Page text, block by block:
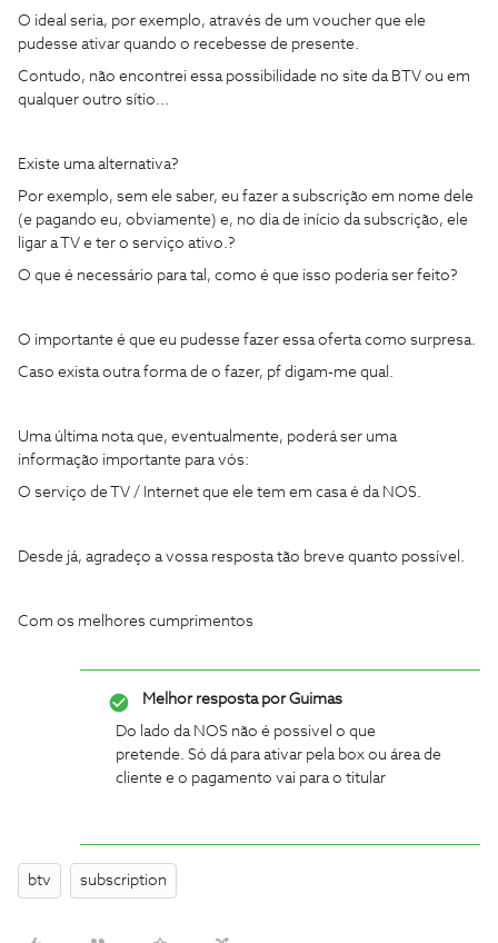
O ideal seria, por exemplo, através de um voucher que ele
pudesse ativar quando o recebesse de presente.
Contudo, não encontrei essa possibilidade no site da BTV ou em
qualquer outro sítio...
Existe uma alternativa?
Por exemplo, sem ele saber, eu fazer a subscrição em nome dele
(e pagando eu, obviamente) e, no dia de início da subscrição, ele
ligar a TV e ter o serviço ativo.?
O que é necessário para tal, como é que isso poderia ser feito?
O importante é que eu pudesse fazer essa oferta como surpresa.
Caso exista outra forma de o fazer, pf digam-me qual.
Uma última nota que, eventualmente, poderá ser uma
informação importante para vós:
O serviço de TV / Internet que ele tem em casa é da NOS.
Desde já, agradeço a vossa resposta tão breve quanto possível.
Com os melhores cumprimentos
Melhor resposta porGuimas
Do lado da NOS não é possivel o que
pretende. Só dá para ativar pela box ou área de
cliente e o pagamento vai para o titular
btv subscription